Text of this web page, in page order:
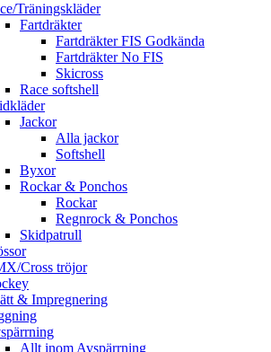
Träningskläder
Fartdräkter
Fartdräkter FIS Godkända
Fartdräkter No FIS
Skicross
Race softshell
Jackor
Alla jackor
Softshell
Byxor
Rockar & Ponchos
Rockar
Regnrock & Ponchos
Skidpatrull
Cross tröjor
& Impregnering
Allt inom Avspärrning